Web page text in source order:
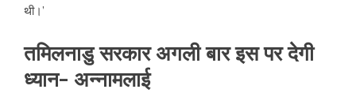
थी।’
तमिलनाडु सरकार अगली बार इस पर देगी
ध्यान- अन्नामलाई